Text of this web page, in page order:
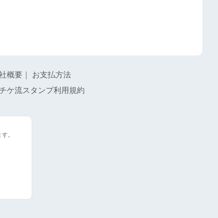
概要
お支払方法
ケ流スタンプ利用規約
。